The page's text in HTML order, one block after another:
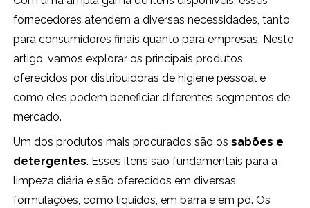
fornecedores atendem a diversas necessidades, tanto
para consumidores finais quanto para empresas. Neste
artigo, vamos explorar os principais produtos
oferecidos por distribuidoras de higiene pessoal e
como eles podem beneficiar diferentes segmentos de
mercado.
Um dos produtos mais procurados são ossabões e
detergentes. Esses itens são fundamentais para a
limpeza diária e são oferecidos em diversas
formulações, como líquidos, em barra e em pó. Os